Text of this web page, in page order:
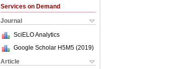
Services on Demand
Journal
SciELO Analytics
Google Scholar H5M5 (2019)
Article